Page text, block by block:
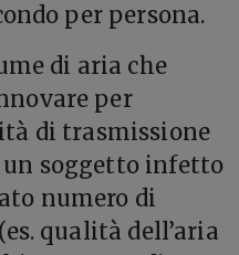
per persona.
di aria che
per
di trasmissione
soggetto infetto
numero di
qualità dell’aria